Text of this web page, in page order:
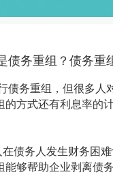
债务重组？债务
债务重组，但很多人
方式还有利息率的
债务人发生财务困
够帮助企业剥离债